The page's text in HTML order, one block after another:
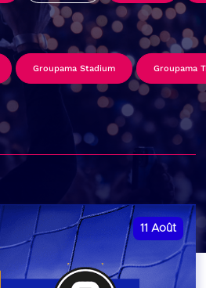
Groupama Stadium Groupama
11 Août